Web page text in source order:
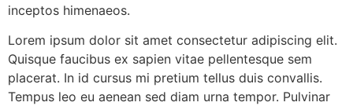
inceptos himenaeos.
Lorem ipsum dolor sit amet consectetur adipiscing elit.
Quisque faucibus ex sapien vitae pellentesque sem
placerat. In id cursus mi pretium tellus duis convallis.
Tempus leo eu aenean sed diam urna tempor. Pulvinar